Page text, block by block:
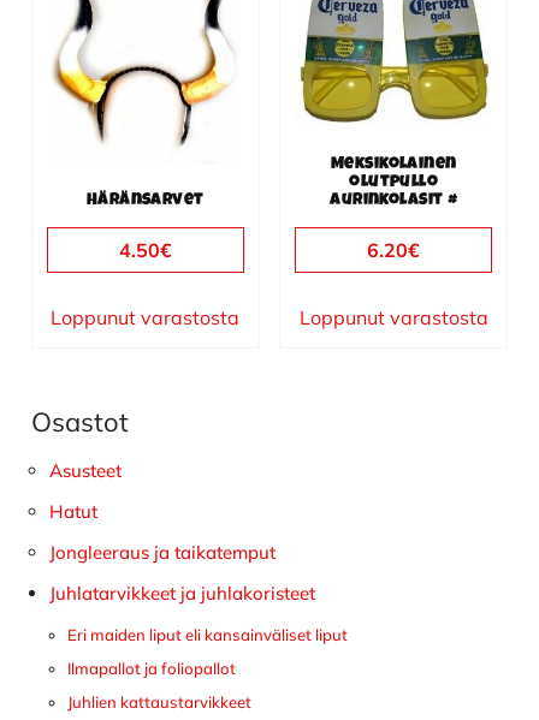
Häränsarvet
4.50€
Loppunut varastosta
Meksikolainen
olutpullo
aurinkolasit #
6.20€
Loppunut varastosta
Ensisijainen
sivupalkki
Osastot
Asusteet
Hatut
Jongleeraus ja taikatemput
Juhlatarvikkeet ja juhlakoristeet
Eri maiden liput eli kansainväliset liput
Ilmapallot ja foliopallot
Juhlien kattaustarvikkeet